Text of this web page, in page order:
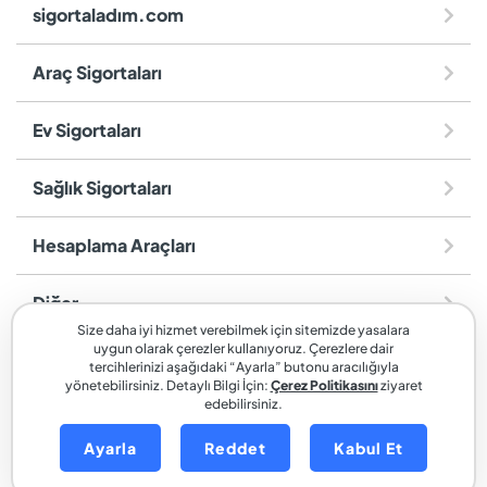
sigortaladım.com
Araç Sigortaları
Ev Sigortaları
Sağlık Sigortaları
Hesaplama Araçları
Diğer
sigortaladım.com, SİGORTALADIM SİGORTA VE REASÜRANS
BROKERLİĞİ A.Ş. markasıdır.
Size daha iyi hizmet verebilmek için sitemizde yasalara
uygun olarak çerezler kullanıyoruz. Çerezlere dair
tercihlerinizi aşağıdaki “Ayarla” butonu aracılığıyla
yönetebilirsiniz. Detaylı Bilgi İçin: Çerez Politikasınıziyaret
edebilirsiniz.
Ayarla Reddet Kabul Et